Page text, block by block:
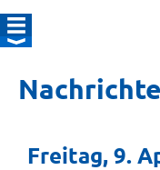
Freitag, 9.